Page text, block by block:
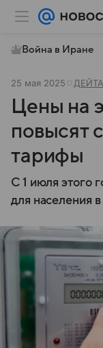
Война в Иране
25 мая 2025 ДЕЙТА
Цены на
повысят
тарифы
С 1 июля этого
для населения